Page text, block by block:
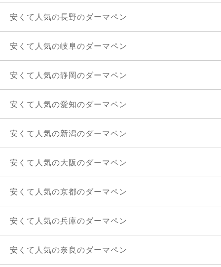
安くて人気の長野のダーマペン
安くて人気の岐阜のダーマペン
安くて人気の静岡のダーマペン
安くて人気の愛知のダーマペン
安くて人気の新潟のダーマペン
安くて人気の大阪のダーマペン
安くて人気の京都のダーマペン
安くて人気の兵庫のダーマペン
安くて人気の奈良のダーマペン